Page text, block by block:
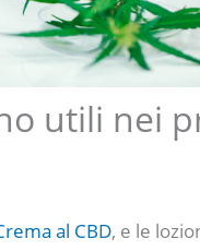
utili nei
al CBD, e le